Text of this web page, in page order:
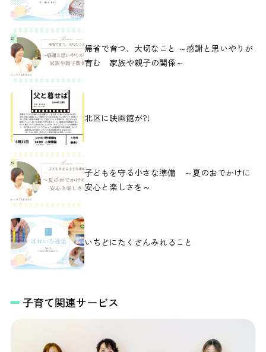
帰省で育つ、大切なこと ～感謝と思いやりが
育む 家族や親子の関係～
北区に映画館が?!
子どもを守る小さな準備 ～夏のおでかけに
安心と楽しさを～
いちどにたくさんみれること
子育て関連サービス